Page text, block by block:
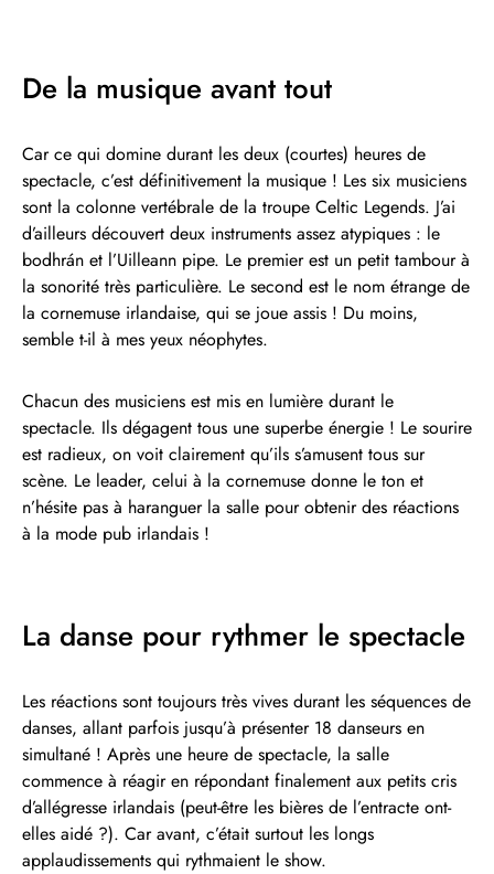
De la musique avant tout
Car ce qui domine durant les deux (courtes) heures de
spectacle, c’est définitivement la musique ! Les six musiciens
sont la colonne vertébrale de la troupe Celtic Legends. J’ai
d’ailleurs découvert deux instruments assez atypiques : le
bodhrán et l’Uilleann pipe. Le premier est un petit tambour à
la sonorité très particulière. Le second est le nom étrange de
la cornemuse irlandaise, qui se joue assis ! Du moins,
semble t-il à mes yeux néophytes.
Chacun des musiciens est mis en lumière durant le
spectacle. Ils dégagent tous une superbe énergie ! Le sourire
est radieux, on voit clairement qu’ils s’amusent tous sur
scène. Le leader, celui à la cornemuse donne le ton et
n’hésite pas à haranguer la salle pour obtenir des réactions
à la mode pub irlandais !
La danse pour rythmer le spectacle
Les réactions sont toujours très vives durant les séquences de
danses, allant parfois jusqu’à présenter 18 danseurs en
simultané ! Après une heure de spectacle, la salle
commence à réagir en répondant finalement aux petits cris
d’allégresse irlandais (peut-être les bières de l’entracte ont-
elles aidé ?). Car avant, c’était surtout les longs
applaudissements qui rythmaient le show.